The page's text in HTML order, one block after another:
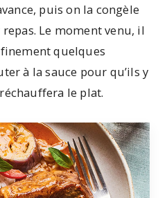
puis on la congèle
Le moment venu, il
quelques
à la sauce pour qu’ils y
le plat.